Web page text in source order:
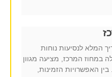
המלא לנסיעות נוחות
במחוז המרכז, מציעה מגוון
האפשרויות הזמינות,